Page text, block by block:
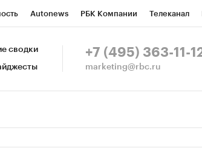
Autonews РБК Компании Телеканал
СПб Конференции СПб Спецпроекты
сводки +7 (495) 363-11-
marketing@rbc.ru